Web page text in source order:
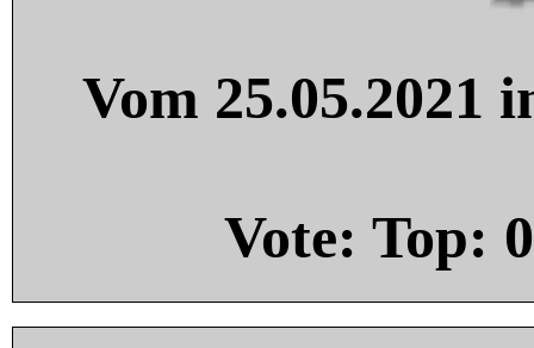
Vom 25.05.2021
Vote: Top: 0